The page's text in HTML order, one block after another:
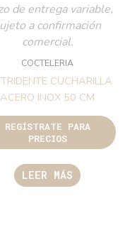
de entrega variable,
a confirmación
comercial.
COCTELERIA
CUCHARILLA
ACERO INOX 50 CM
REGÍSTRATE PARA
PRECIOS
LEER MÁS